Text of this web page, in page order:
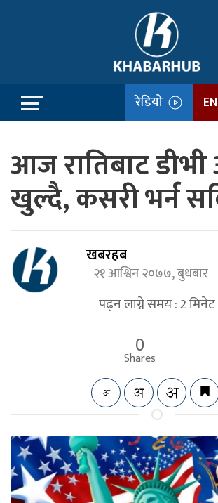
रेडियो
आज रातिबाट
खुल्दै, कसरी भर्न
खबरहब
२१ आश्विन २०७७, बुधबार
पढ्न लाग्ने समय :2मिनेट
0
Shares